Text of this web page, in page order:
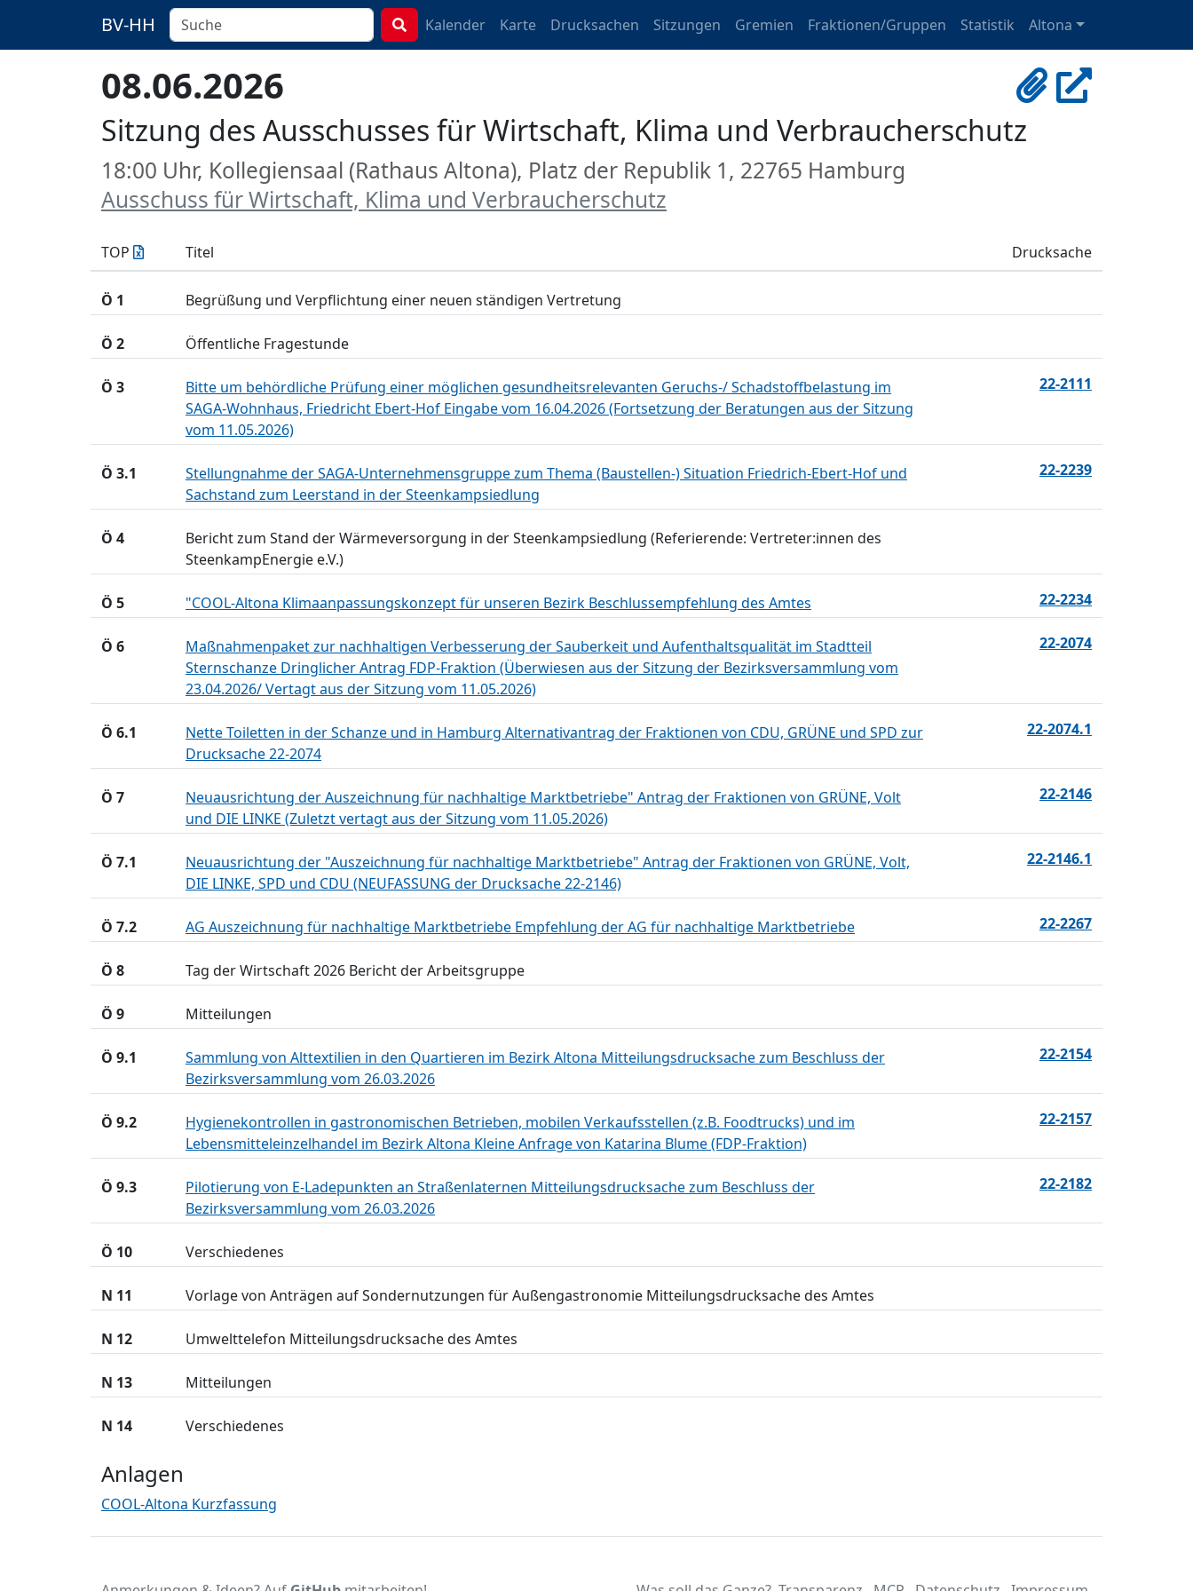
BV-HH Kalender Karte Drucksachen Sitzungen Gremien Fraktionen/Gruppen Statistik Altona
08.06.2026
Sitzung des Ausschusses für Wirtschaft, Klima und Verbraucherschutz
18:00 Uhr, Kollegiensaal (Rathaus Altona), Platz der Republik 1, 22765 Hamburg
Ausschuss für Wirtschaft, Klima und Verbraucherschutz
TOP Titel Drucksache
Ö 1 Begrüßung und Verpflichtung einer neuen ständigen Vertretung
Ö 2 Öffentliche Fragestunde
Ö 3
Bitte um behördliche Prüfung einer möglichen gesundheitsrelevanten Geruchs-/ Schadstoffbelastung im
SAGA-Wohnhaus, Friedricht Ebert-Hof Eingabe vom 16.04.2026 (Fortsetzung der Beratungen aus der Sitzung
vom 11.05.2026)
22-2111
Ö 3.1
Stellungnahme der SAGA-Unternehmensgruppe zum Thema (Baustellen-) Situation Friedrich-Ebert-Hof und
Sachstand zum Leerstand in der Steenkampsiedlung
22-2239
Ö 4
Bericht zum Stand der Wärmeversorgung in der Steenkampsiedlung (Referierende: Vertreter:innen des
SteenkampEnergie e.V.)
Ö 5 "COOL-Altona Klimaanpassungskonzept für unseren Bezirk Beschlussempfehlung des Amtes 22-2234
Ö 6
Maßnahmenpaket zur nachhaltigen Verbesserung der Sauberkeit und Aufenthaltsqualität im Stadtteil
Sternschanze Dringlicher Antrag FDP-Fraktion (Überwiesen aus der Sitzung der Bezirksversammlung vom
23.04.2026/ Vertagt aus der Sitzung vom 11.05.2026)
22-2074
Ö 6.1
Nette Toiletten in der Schanze und in Hamburg Alternativantrag der Fraktionen von CDU, GRÜNE und SPD zur
Drucksache 22-2074
22-2074.1
Ö 7
Neuausrichtung der Auszeichnung für nachhaltige Marktbetriebe" Antrag der Fraktionen von GRÜNE, Volt
und DIE LINKE (Zuletzt vertagt aus der Sitzung vom 11.05.2026)
22-2146
Ö 7.1
Neuausrichtung der "Auszeichnung für nachhaltige Marktbetriebe" Antrag der Fraktionen von GRÜNE, Volt,
DIE LINKE, SPD und CDU (NEUFASSUNG der Drucksache 22-2146)
22-2146.1
Ö 7.2 AG Auszeichnung für nachhaltige Marktbetriebe Empfehlung der AG für nachhaltige Marktbetriebe 22-2267
Ö 8 Tag der Wirtschaft 2026 Bericht der Arbeitsgruppe
Ö 9 Mitteilungen
Ö 9.1
Sammlung von Alttextilien in den Quartieren im Bezirk Altona Mitteilungsdrucksache zum Beschluss der
Bezirksversammlung vom 26.03.2026
22-2154
Ö 9.2
Hygienekontrollen in gastronomischen Betrieben, mobilen Verkaufsstellen (z.B. Foodtrucks) und im
Lebensmitteleinzelhandel im Bezirk Altona Kleine Anfrage von Katarina Blume (FDP-Fraktion)
22-2157
Ö 9.3
Pilotierung von E-Ladepunkten an Straßenlaternen Mitteilungsdrucksache zum Beschluss der
Bezirksversammlung vom 26.03.2026
22-2182
Ö 10 Verschiedenes
N 11 Vorlage von Anträgen auf Sondernutzungen für Außengastronomie Mitteilungsdrucksache des Amtes
N 12 Umwelttelefon Mitteilungsdrucksache des Amtes
N 13 Mitteilungen
N 14 Verschiedenes
Anlagen
COOL-Altona Kurzfassung